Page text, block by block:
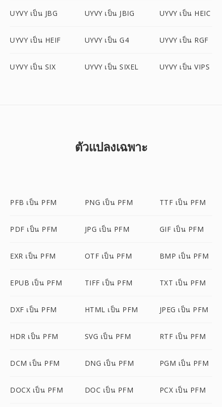
UYVY เป็น JBG UYVY เป็น JBIG UYVY เป็น HEIC
UYVY เป็น HEIF UYVY เป็น G4 UYVY เป็น RGF
UYVY เป็น SIX UYVY เป็น SIXEL UYVY เป็น VIPS
ตัวแปลงเฉพาะ
PFB เป็น PFM PNG เป็น PFM TTF เป็น PFM
PDF เป็น PFM JPG เป็น PFM GIF เป็น PFM
EXR เป็น PFM OTF เป็น PFM BMP เป็น PFM
EPUB เป็น PFM TIFF เป็น PFM TXT เป็น PFM
DXF เป็น PFM HTML เป็น PFM JPEG เป็น PFM
HDR เป็น PFM SVG เป็น PFM RTF เป็น PFM
DCM เป็น PFM DNG เป็น PFM PGM เป็น PFM
DOCX เป็น PFM DOC เป็น PFM PCX เป็น PFM